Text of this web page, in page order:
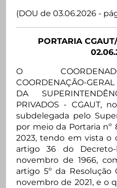
(DOU de 03.06.2026 -
PORTARIA
O
COORDENAÇÃO-
DA
PRIVADOS - CGAUT,
subdelegada pelo
por meio da Portaria nº
2023, tendo em vista o
artigo 36 do
novembro de 1966,
artigo 5º da Resolução
novembro de 2021, e o